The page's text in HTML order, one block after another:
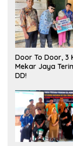
Door To Door, 3
Mekar Jaya
DD!